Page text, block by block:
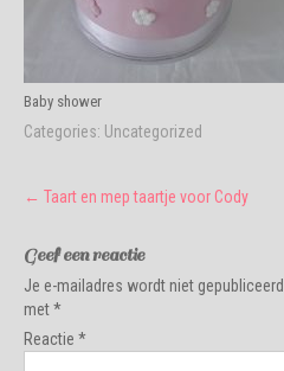
Baby shower
Categories: Uncategorized
Post
navigation
← Taart en mep taartje voor Cody
Geef een reactie
Je e-mailadres wordt niet gepubliceerd.
met*
Reactie *